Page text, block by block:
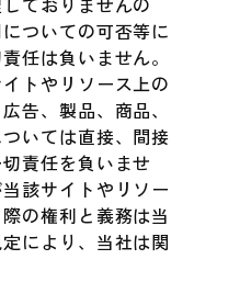
ついての可否等に
任は負いません。
トやリソース上の
告、製品、商品、
いては直接、間接
責任を負いませ
該サイトやリソー
の権利と義務は当
により、当社は関